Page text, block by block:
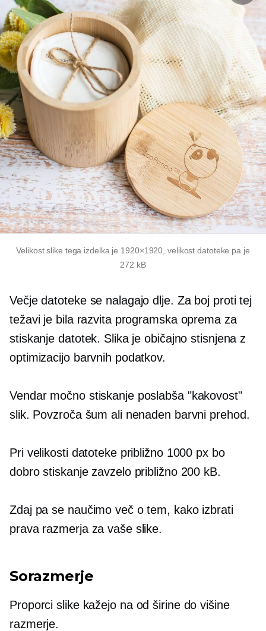
Velikost slike tega izdelka je 1920×1920, velikost datoteke pa je
272 kB
Večje datoteke se nalagajo dlje. Za boj proti tej
težavi je bila razvita programska oprema za
stiskanje datotek. Slika je običajno stisnjena z
optimizacijo barvnih podatkov.
Vendar močno stiskanje poslabša "kakovost"
slik. Povzroča šum ali nenaden barvni prehod.
Pri velikosti datoteke približno 1000 px bo
dobro stiskanje zavzelo približno 200 kB.
Zdaj pa se naučimo več o tem, kako izbrati
prava razmerja za vaše slike.
Sorazmerje
Proporci slike kažejo na od širine do višine
razmerje.